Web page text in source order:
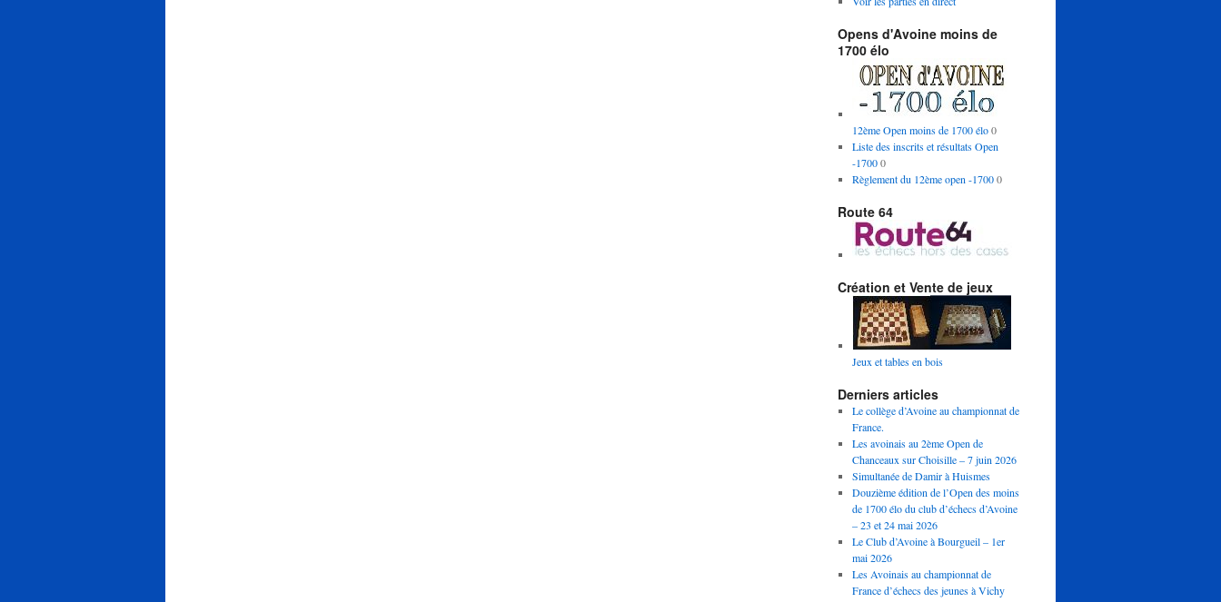
Opens d'Avoine moins de
1700 élo
12ème Open moins de 1700 élo0
Liste des inscrits et résultats Open
-17000
Règlement du 12ème open -17000
Route 64
Création et Vente de jeux
Jeux et tables en bois
Derniers articles
Le collège d’Avoine au championnat de
France.
Les avoinais au 2ème Open de
Chanceaux sur Choisille – 7 juin 2026
Simultanée de Damir à Huismes
Douzième édition de l’Open des moins
de 1700 élo du club d’échecs d’Avoine
– 23 et 24 mai 2026
Le Club d’Avoine à Bourgueil – 1er
mai 2026
Les Avoinais au championnat de
France d’échecs des jeunes à Vichy